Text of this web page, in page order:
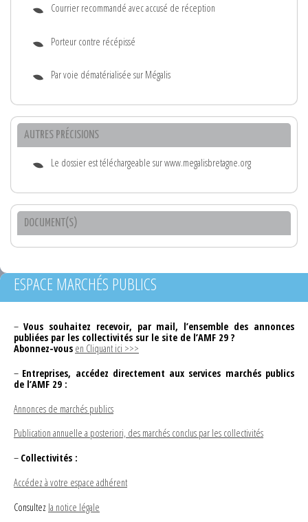
Courrier recommandé avec accusé de réception
Porteur contre récépissé
Par voie dématérialisée sur Mégalis
AUTRES PRÉCISIONS
Le dossier est téléchargeable sur www.megalisbretagne.org
DOCUMENT(S)
ESPACE MARCHÉS PUBLICS
– Vous souhaitez recevoir, par mail, l’ensemble des annonces
publiées par les collectivités sur le site de l’AMF 29 ?
Abonnez-vous en Cliquant ici >>>
– Entreprises, accédez directement aux services marchés publics
de l’AMF 29 :
Annonces de marchés publics
Publication annuelle a posteriori, des marchés conclus par les collectivités
– Collectivités :
Accédez à votre espace adhérent
Consultez la notice légale